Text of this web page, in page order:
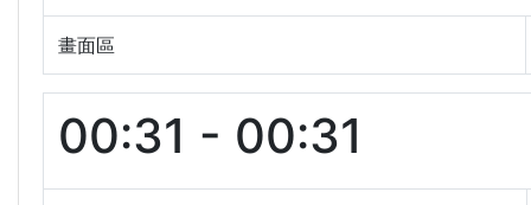
畫面區
00:31 - 00:31